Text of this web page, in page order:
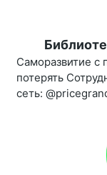
Саморазвитие
потерять
сеть: